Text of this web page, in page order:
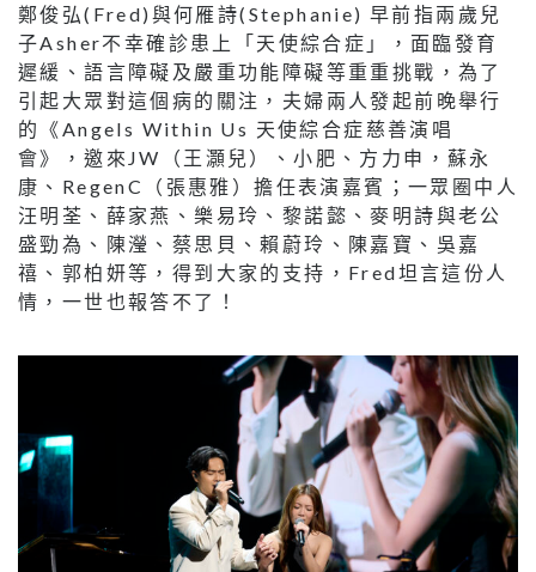
鄭俊弘(Fred)與何雁詩(Stephanie) 早前指兩歲兒
子Asher不幸確診患上「天使綜合症」，面臨發育
遲緩、語言障礙及嚴重功能障礙等重重挑戰，為了
引起大眾對這個病的關注，夫婦兩人發起前晚舉行
的《Angels Within Us 天使綜合症慈善演唱
會》，邀來JW（王灝兒）、小肥、方力申，蘇永
康、RegenC（張惠雅）擔任表演嘉賓；一眾圈中人
汪明荃、薛家燕、樂易玲、黎諾懿、麥明詩與老公
盛勁為、陳瀅、蔡思貝、賴蔚玲、陳嘉寶、吳嘉
禧、郭柏妍等，得到大家的支持，Fred坦言這份人
情，一世也報答不了！